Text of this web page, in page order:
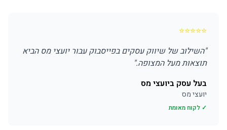
⭐
⭐
⭐
⭐
⭐
"השילוב של שיווק עסקים בפייסבוק עבור יועצי מס הביא
תוצאות מעל המצופה."
בעל עסק ביועצי מס
יועצי מס
✓ לקוח מאומת